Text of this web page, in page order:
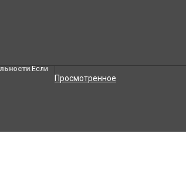
.Если
Просмотренное